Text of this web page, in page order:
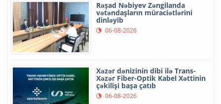
Rəşad Nəbiyev Zəngilanda
vətəndaşların müraciətlərini
dinləyib
06-08-2026
Xəzər dənizinin dibi ilə Trans-
Xəzər Fiber-Optik Kabel Xəttinin
çəkilişi başa çatıb
06-08-2026